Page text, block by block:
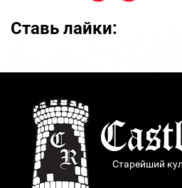
Ставь лайки:
Старейший